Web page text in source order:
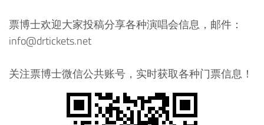
票博士欢迎大家投稿分享各种演唱会信息，邮件：
info@drtickets.net
关注票博士微信公共账号，实时获取各种门票信息！